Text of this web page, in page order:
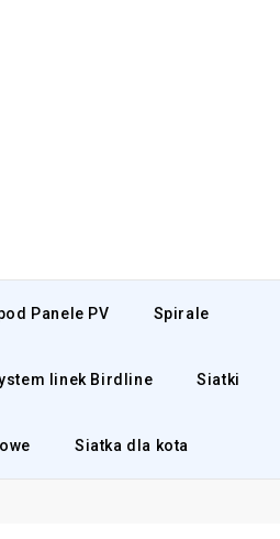
Panele PV Spirale
linek Birdline Siatki
Siatka dla kota